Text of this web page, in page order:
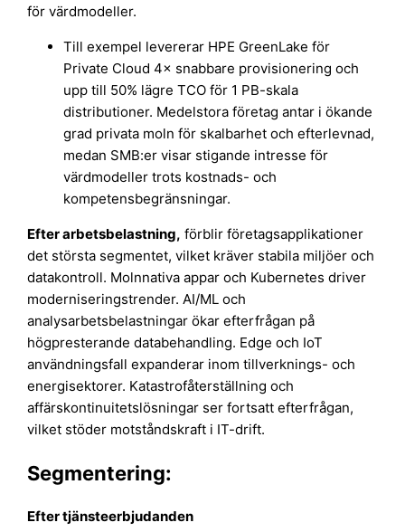
för värdmodeller.
Till exempel levererar HPE GreenLake för
Private Cloud 4× snabbare provisionering och
upp till 50% lägre TCO för 1 PB-skala
distributioner. Medelstora företag antar i ökande
grad privata moln för skalbarhet och efterlevnad,
medan SMB:er visar stigande intresse för
värdmodeller trots kostnads- och
kompetensbegränsningar.
Efter arbetsbelastning, förblir företagsapplikationer
det största segmentet, vilket kräver stabila miljöer och
datakontroll. Molnnativa appar och Kubernetes driver
moderniseringstrender. AI/ML och
analysarbetsbelastningar ökar efterfrågan på
högpresterande databehandling. Edge och IoT
användningsfall expanderar inom tillverknings- och
energisektorer. Katastrofåterställning och
affärskontinuitetslösningar ser fortsatt efterfrågan,
vilket stöder motståndskraft i IT-drift.
Segmentering:
Efter tjänsteerbjudanden